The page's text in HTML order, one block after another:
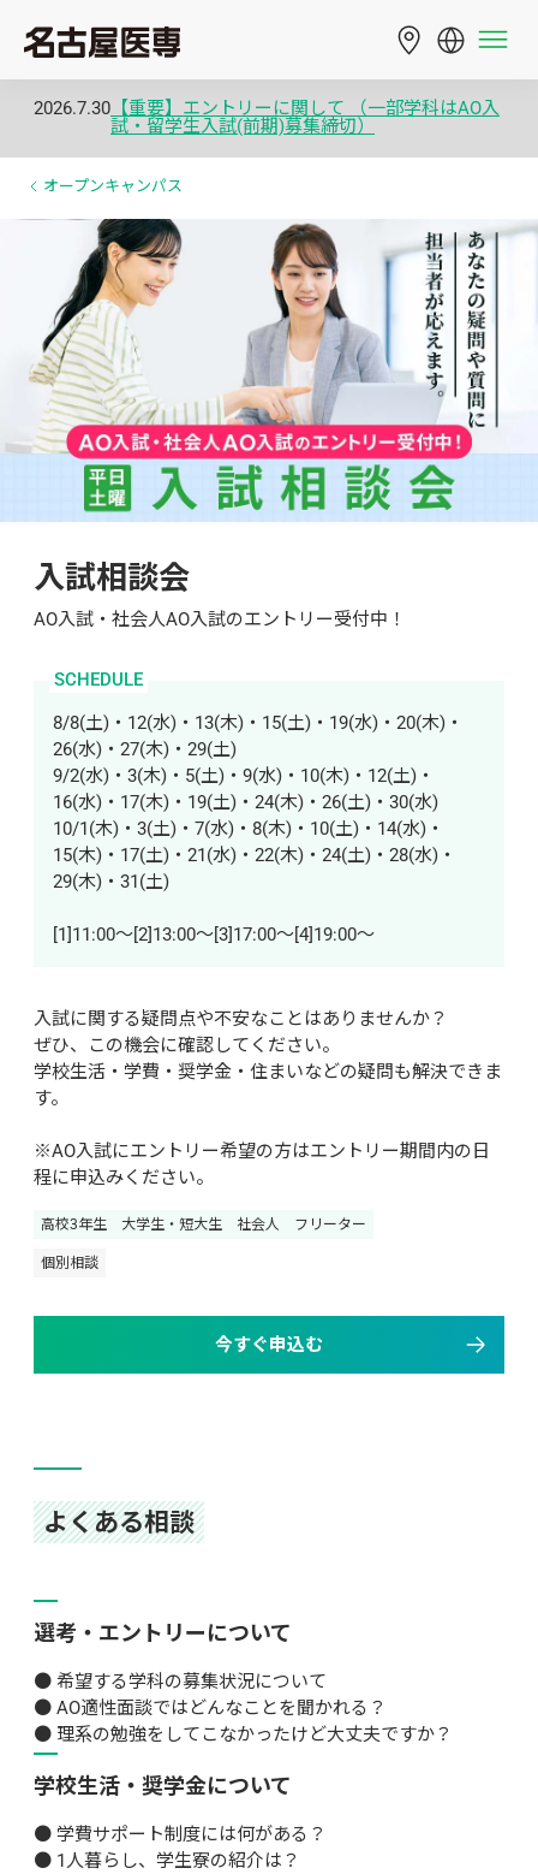
2026.7.30 【重要】エントリーに関して （一部学科はAO入
試・留学生入試(前期)募集締切）
オープンキャンパス
入試相談会
AO入試・社会人AO入試のエントリー受付中！
SCHEDULE
8/8(土)・12(水)・13(木)・15(土)・19(水)・20(木)・
26(水)・27(木)・29(土)
9/2(水)・3(木)・5(土)・9(水)・10(木)・12(土)・
16(水)・17(木)・19(土)・24(木)・26(土)・30(水)
10/1(木)・3(土)・7(水)・8(木)・10(土)・14(水)・
15(木)・17(土)・21(水)・22(木)・24(土)・28(水)・
29(木)・31(土)
[1]11:00～[2]13:00～[3]17:00～[4]19:00～
入試に関する疑問点や不安なことはありませんか？
ぜひ、この機会に確認してください。
学校生活・学費・奨学金・住まいなどの疑問も解決できま
す。
※AO入試にエントリー希望の方はエントリー期間内の日
程に申込みください。
高校3年生 大学生・短大生 社会人 フリーター
個別相談
今すぐ申込む
よくある相談
選考・エントリーについて
● 希望する学科の募集状況について
● AO適性面談ではどんなことを聞かれる？
● 理系の勉強をしてこなかったけど大丈夫ですか？
学校生活・奨学金について
● 学費サポート制度には何がある？
● 1人暮らし、学生寮の紹介は？